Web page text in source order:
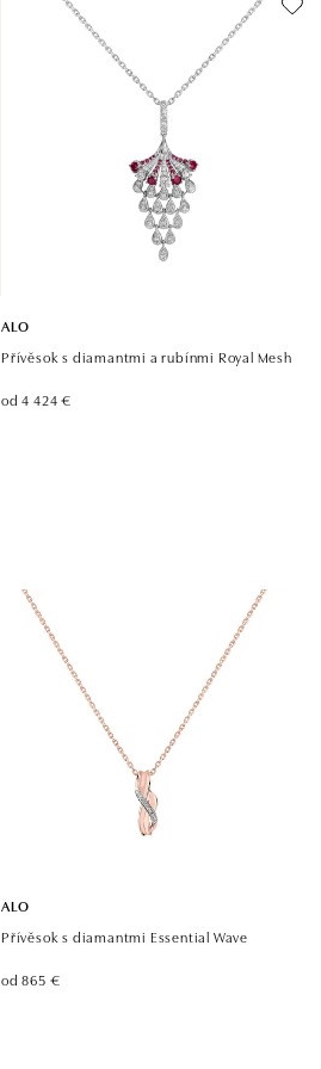
ALO
Přívěsok s diamantmi a rubínmi Royal Mesh
od 4 424 €
ALO
Přívěsok s diamantmi Essential Wave
od 865 €